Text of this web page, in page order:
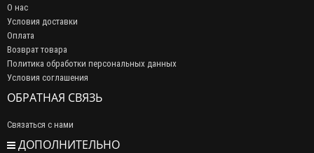
О нас
Условия доставки
Оплата
Возврат товара
Политика обработки персональных данных
Условия соглашения
ОБРАТНАЯ СВЯЗЬ
Связаться с нами
ДОПОЛНИТЕЛЬНО